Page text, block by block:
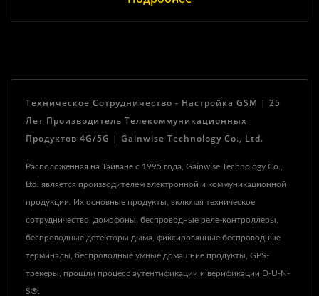
Техническое Сотрудничество - Настройка GSM | 25
Лет Производитель Телекоммуникационных
Продуктов 4G/5G | Gainwise Technology Co., Ltd.
Расположенная на Тайване с 1995 года, Gainwise Technology Co.,
Ltd. является производителем электронной и коммуникационной
продукции. Их основные продукты, включая техническое
сотрудничество, домофоны, беспроводные реле-контроллеры,
беспроводные детекторы дыма, фиксированные беспроводные
терминалы, беспроводные умные домашние продукты, GPS-
трекеры, прошли процесс аутентификации и верификации D-U-N-
S®.